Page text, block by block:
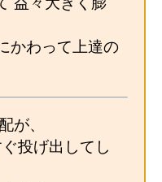
益々大きく膨
かわって上達の
が、
投げ出してし